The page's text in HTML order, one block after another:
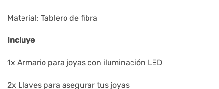
Material: Tablero de fibra
Incluye
1x Armario para joyas con iluminación LED
2x Llaves para asegurar tus joyas